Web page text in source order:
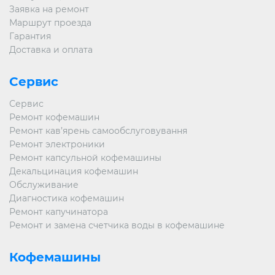
Заявка на ремонт
Маршрут проезда
Гарантия
Доставка и оплата
Сервис
Сервис
Ремонт кофемашин
Ремонт кав’ярень самообслуговування
Ремонт электроники
Ремонт капсульной кофемашины
Декальцинация кофемашин
Обслуживание
Диагностика кофемашин
Ремонт капучинатора
Ремонт и замена счетчика воды в кофемашине
Кофемашины